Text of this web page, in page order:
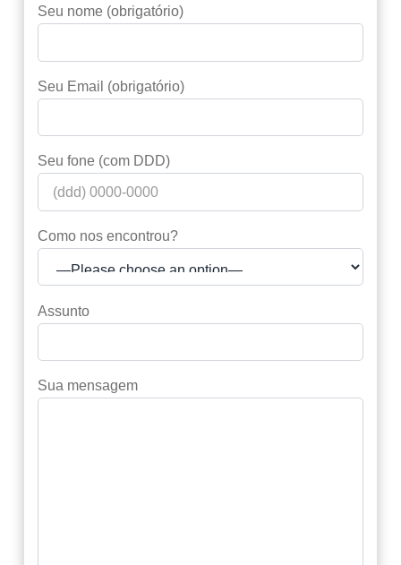
Seu nome (obrigatório)
Seu Email (obrigatório)
Seu fone (com DDD)
Como nos encontrou?
Assunto
Sua mensagem